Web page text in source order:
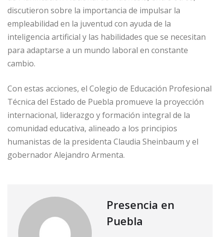
discutieron sobre la importancia de impulsar la
empleabilidad en la juventud con ayuda de la
inteligencia artificial y las habilidades que se necesitan
para adaptarse a un mundo laboral en constante
cambio.
Con estas acciones, el Colegio de Educación Profesional
Técnica del Estado de Puebla promueve la proyección
internacional, liderazgo y formación integral de la
comunidad educativa, alineado a los principios
humanistas de la presidenta Claudia Sheinbaum y el
gobernador Alejandro Armenta.
Presencia en
Puebla